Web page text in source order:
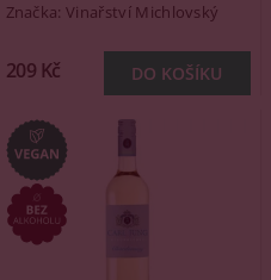
Značka:Vinařství Michlovský
209 Kč